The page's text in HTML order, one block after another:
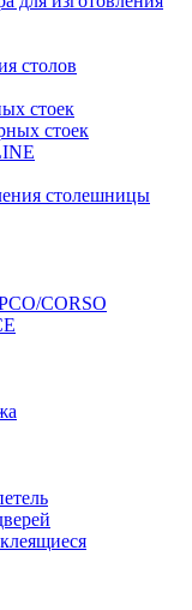
столов
стоек
стоек
столешницы
CORSO